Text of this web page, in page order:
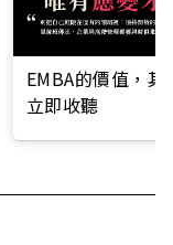
EMBA的價值，
立即收聽